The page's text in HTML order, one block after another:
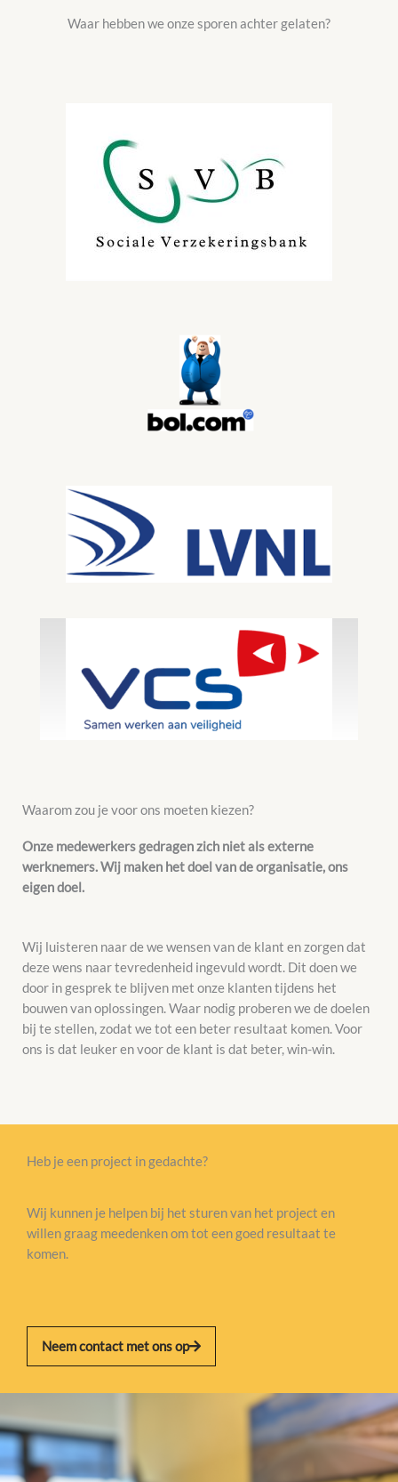
Waar hebben we onze sporen achter gelaten?
Waarom zou je voor ons moeten kiezen?
Onze medewerkers gedragen zich niet als externe
werknemers. Wij maken het doel van de organisatie, ons
eigen doel.
Wij luisteren naar de we wensen van de klant en zorgen dat
deze wens naar tevredenheid ingevuld wordt. Dit doen we
door in gesprek te blijven met onze klanten tijdens het
bouwen van oplossingen. Waar nodig proberen we de doelen
bij te stellen, zodat we tot een beter resultaat komen. Voor
ons is dat leuker en voor de klant is dat beter, win-win.
Heb je een project in gedachte?
Wij kunnen je helpen bij het sturen van het project en
willen graag meedenken om tot een goed resultaat te
komen.
Neem contact met ons op